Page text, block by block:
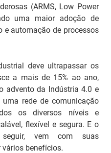
(ARMS, Low Power
uma maior adoção de
e automação de processos
deve ultrapassar os
a mais de 15% ao ano,
advento da Indústria 4.0 e
rede de comunicação
os diversos níveis e
flexível e segura. E o
vem com suas
benefícios.